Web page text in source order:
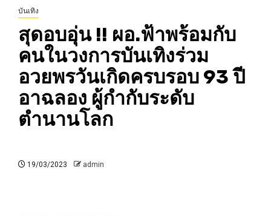
บันเทิง
สุดอบอุ่น !! ผอ.ฟ้าพร้อมกับ
คนในวงการบันเทิงร่วม
อวยพรวันเกิดครบรอบ 93 ปี
อาฉลอง ผู้กำกับระดับ
ตำนานโลก
19/03/2023 admin